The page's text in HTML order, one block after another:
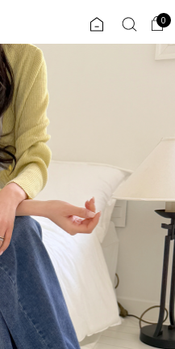
0
플러스핏
COMMUNITY
ALL
익스클루시브
아우터
티셔츠
0